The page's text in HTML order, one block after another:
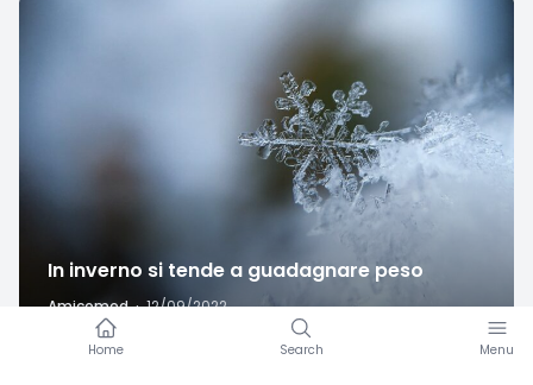
In inverno si tende a guadagnare peso
Amicomed · 12/09/2022